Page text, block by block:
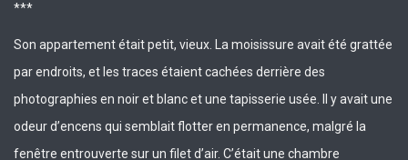
***
Son appartement était petit, vieux. La moisissure avait été grattée
par endroits, et les traces étaient cachées derrière des
photographies en noir et blanc et une tapisserie usée. Il y avait une
odeur d’encens qui semblait flotter en permanence, malgré la
fenêtre entrouverte sur un filet d’air. C’était une chambre